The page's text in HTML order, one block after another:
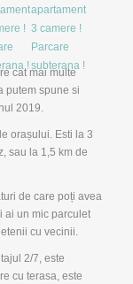
cat mai multe
putem spune si
2019.
orașului. Esti la 3
sau la 1,5 km de
de care poți avea
ai un mic parculet
cu vecinii.
2/7, este
cu terasa, este